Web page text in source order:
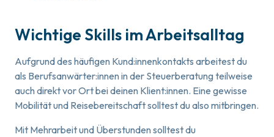
Wichtige Skills im Arbeitsalltag
Aufgrund des häufigen Kund:innenkontakts arbeitest du
als Berufsanwärter:innen in der Steuerberatung teilweise
auch direkt vor Ort bei deinen Klient:innen. Eine gewisse
Mobilität und Reisebereitschaft solltest du also mitbringen.
Mit Mehrarbeit und Überstunden solltest du